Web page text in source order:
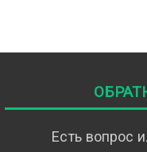
Есть вопрос